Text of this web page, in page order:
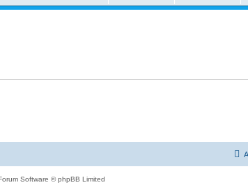
Software © phpBB Limited